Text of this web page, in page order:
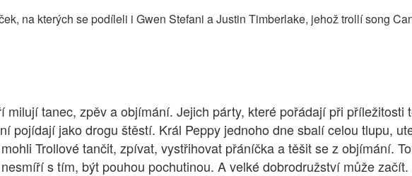
na kterých se podíleli i Gwen Stefani a Justin Timberlake, jehož trollí song
tanec, zpěv a objímání. Jejich párty, které pořádají při příležitosti
pojídají jako drogu štěstí. Král Peppy jednoho dne sbalí celou tlupu,
Trollové tančit, zpívat, vystřihovat přáníčka a těšit se z objímání.
s tím, být pouhou pochutinou. A velké dobrodružství může začít.